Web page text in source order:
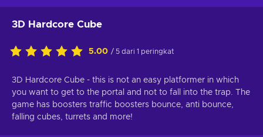
3D Hardcore Cube
5.00 / 5 dari 1 peringkat
3D Hardcore Cube - this is not an easy platformer in which
you want to get to the portal and not to fall into the trap. The
game has boosters traffic boosters bounce, anti bounce,
falling cubes, turrets and more!